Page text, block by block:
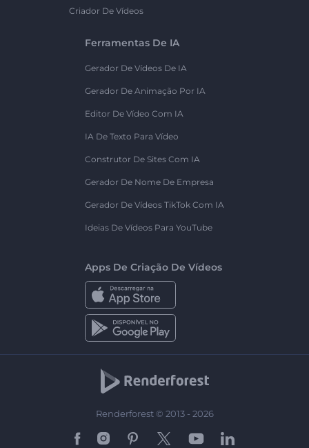
Criador De Vídeos
Ferramentas De IA
Gerador De Vídeos De IA
Gerador De Animação Por IA
Editor De Vídeo Com IA
IA De Texto Para Vídeo
Construtor De Sites Com IA
Gerador De Nome De Empresa
Gerador De Vídeos TikTok Com IA
Ideias De Vídeos Para YouTube
Apps De Criação De Vídeos
Renderforest © 2013 - 2026